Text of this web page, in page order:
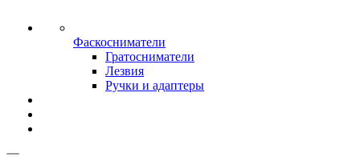
Фаскосниматели
Гратосниматели
Лезвия
Ручки и адаптеры